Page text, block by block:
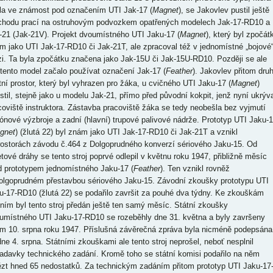
ve známost pod označením UTI Jak-17 (Magnet), se Jakovlev pustil ještě
prací na ostruhovým podvozkem opatřených modelech Jak-17-RD10 a
21 (Jak-21V). Projekt dvoumístného UTI Jaku-17 (Magnet), který byl
jako UTI Jak-17-RD10 či Jak-21T, ale zpracoval též v jednomístné „bojové“
Ta byla zpočátku značena jako Jak-15U či Jak-15U-RD10. Později se ale
model začalo používat označení Jak-17 (Feather). Jakovlev přitom
prostor, který byl vyhrazen pro žáka, u cvičného UTI Jaku-17 (Magnet)
stejně jako u modelu Jak-21, přímo před původní kokpit, jenž nyní
instruktora. Zástavba pracoviště žáka se tedy neobešla bez vyjmutí
výzbroje a zadní (hlavní) trupové palivové nádrže. Prototyp UTI Jaku-
) (žlutá 22) byl znám jako UTI Jak-17-RD10 či Jak-21T a vznikl
závodu č.464 z Dolgoprudného konverzí sériového Jaku-15. Od
dráhy se tento stroj poprvé odlepil v květnu roku 1947, přibližně měsíc
prototypem jednomístného Jaku-17 (Feather). Ten vznikl rovněž
přestavbou sériového Jaku-15. Závodní zkoušky prototypu UTI
17-RD10 (žlutá 22) se podařilo završit za pouhé dva týdny. Ke zkouškám
byl tento stroj předán ještě ten samý měsíc. Státní zkoušky
UTI Jaku-17-RD10 se rozeběhly dne 31. května a byly završeny
10. srpna roku 1947. Příslušná závěrečná zpráva byla nicméně podepsána
4. srpna. Státními zkouškami ale tento stroj neprošel, neboť nesplnil
technického zadání. Kromě toho se státní komisi podařilo na něm
hned 65 nedostatků. Za technickým zadáním přitom prototyp UTI Jaku-17-